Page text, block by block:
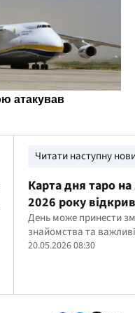
Читати наступну
Карта дня таро
2026 року
етап
День може принести
знайомства та
20.05.2026 08:30